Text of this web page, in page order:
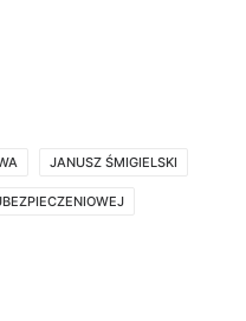
JANUSZ ŚMIGIELSKI